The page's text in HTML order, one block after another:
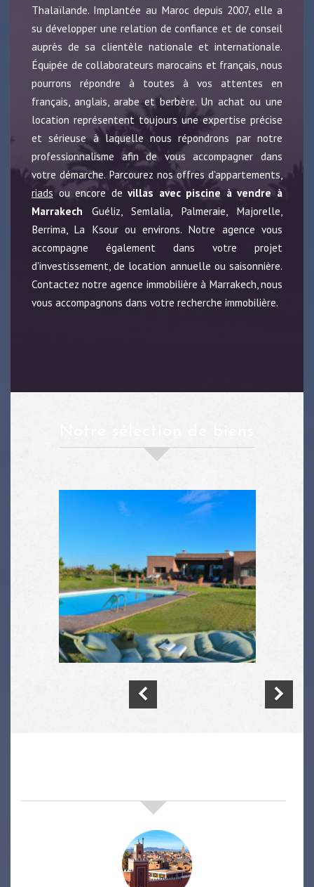
Thalaïlande. Implantée au Maroc depuis 2007, elle a
su développer une relation de confiance et de conseil
auprès de sa clientèle nationale et internationale.
Équipée de collaborateurs marocains et français, nous
pourrons répondre à toutes à vos attentes en
français, anglais, arabe et berbère. Un achat ou une
location représentent toujours une expertise précise
et sérieuse à laquelle nous répondrons par notre
professionnalisme afin de vous accompagner dans
votre démarche. Parcourez nos offres d'appartements,
riads ou encore devillas avec piscine à vendre à
Marrakech Guéliz, Semlalia, Palmeraie, Majorelle,
Berrima, La Ksour ou environs. Notre agence vous
accompagne également dans votre projet
d'investissement, de location annuelle ou saisonnière.
Contactez notre agence immobilière à Marrakech, nous
vous accompagnons dans votre recherche immobilière.